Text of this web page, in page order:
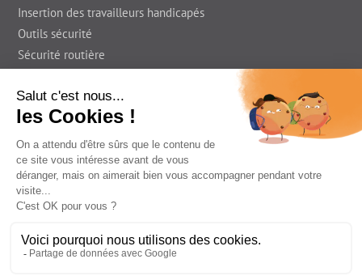
Insertion des travailleurs handicapés
Outils sécurité
Sécurité routière
En région
Foire Aux Questions
Prism'emploi le Blog
Informations légales
Déclaration d’accessibilité
Contact